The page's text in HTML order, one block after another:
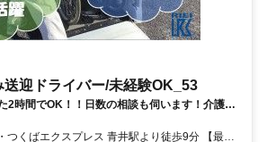
迎ドライバー/未経験OK_53
2時間でOK！！日数の相談も伺います！介護車
つくばエクスプレス 青井駅より徒歩9分 【最寄